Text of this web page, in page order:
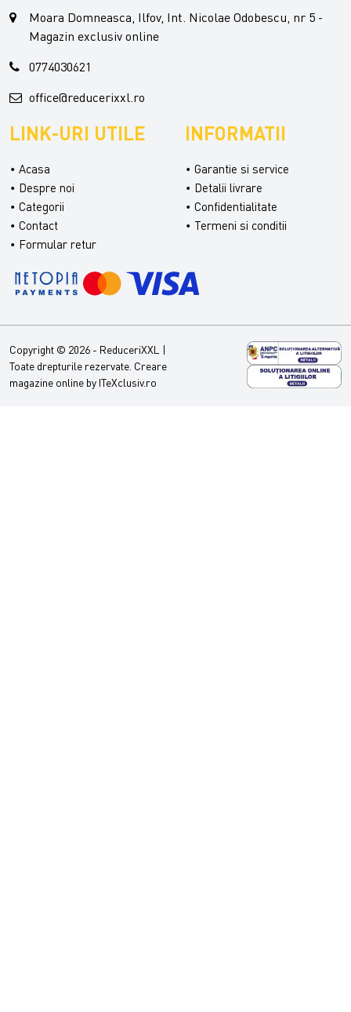
Moara Domneasca, Ilfov, Int. Nicolae Odobescu, nr 5 -
Magazin exclusiv online
0774030621
office@reducerixxl.ro
LINK-URI UTILE
Acasa
Despre noi
Categorii
Contact
Formular retur
INFORMATII
Garantie si service
Detalii livrare
Confidentialitate
Termeni si conditii
Copyright © 2026 - ReduceriXXL |
Toate drepturile rezervate. Creare
magazine online by ITeXclusiv.ro